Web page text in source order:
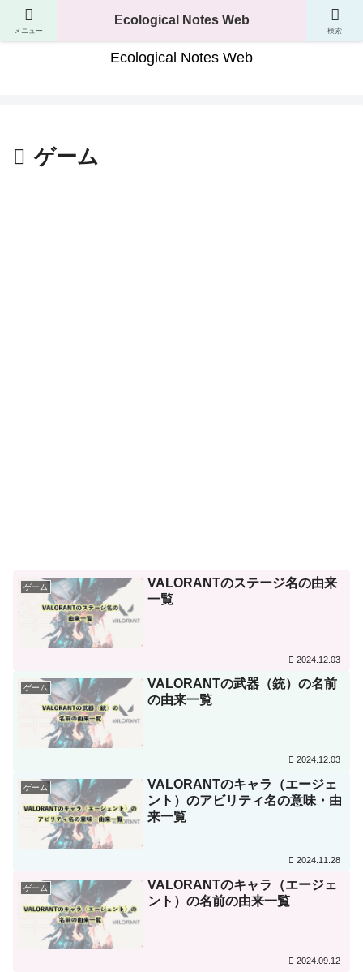
生き物の分類・生態・進化が分かるサイト
Ecological Notes Web
ゲーム
ゲーム
VALORANTのステージ名の由来
一覧
2024.12.03
ゲーム
VALORANTの武器（銃）の名前
の由来一覧
2024.12.03
ゲーム
VALORANTのキャラ（エージェ
ント）のアビリティ名の意味・由
来一覧
2024.11.28
ゲーム
VALORANTのキャラ（エージェ
ント）の名前の由来一覧
2024.09.12
メニュー
Ecological Notes Web
検索